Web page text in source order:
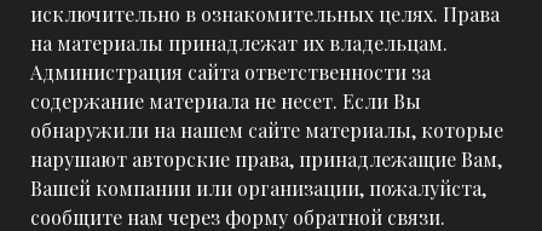
исключительно в ознакомительных целях. Права
на материалы принадлежат их владельцам.
Администрация сайта ответственности за
содержание материала не несет. Если Вы
обнаружили на нашем сайте материалы, которые
нарушают авторские права, принадлежащие Вам,
Вашей компании или организации, пожалуйста,
сообщите нам через форму обратной связи.